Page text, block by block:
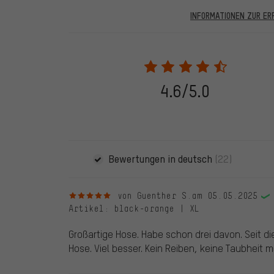
INFORMATIONEN ZUR
28.05.2022 werden nur Bewertungen veröffentlicht,
eine Bestellnummer angegeben wird. Wir schalten
frei. Alle verifizierten Bewertungen sind mit einem
dem 28.05.2022 und ab dem 28.05.2022. Vor dem
die bewertete Ware nicht bei uns gekauft haben.
veröffentlichen alle ordnungsgemäß abgegebenen
4.6/5.0
Bewertungen in deutsch (22)
5 von 5 Sternenvon Guenther S. am 05.05.2025
Artikel : black-orange | XL
Großartige Hose. Habe schon drei davon. Seit
Hose. Viel besser. Kein Reiben, keine Taubheit